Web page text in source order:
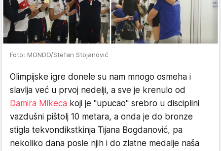
Foto: MONDO/Stefan Stojanović
Olimpijske igre donele su nam mnogo osmeha i
slavlja već u prvoj nedelji, a sve je krenulo od
Damira Mikeca koji je "upucao" srebro u disciplini
vazdušni pištolj 10 metara, a onda je do bronze
stigla tekvondikstkinja Tijana Bogdanović, pa
nekoliko dana posle njih i do zlatne medalje naša